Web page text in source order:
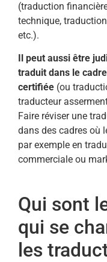
(traduction
technique,
etc.).
Il peut aussi être
traduit dans le
certifiée (ou
traducteur
Faire réviser une
dans des cadres où
par exemple en
commerciale ou
Qui sont
qui se
les